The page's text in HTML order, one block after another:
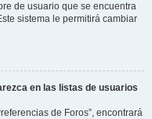
de usuario que se encuentra
sistema le permitirá cambiar
en las listas de usuarios
de Foros”, encontrará